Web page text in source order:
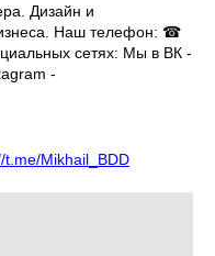
Дизайн и
Наш телефон: ☎
сетях: Мы в ВК -
-
t.me/Mikhail_BDD